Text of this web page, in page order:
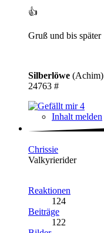
👍
Gruß und bis später
Silberlöwe (Achim)
24763 #
4
Inhalt melden
Chrissie
Valkyrierider
Reaktionen
124
Beiträge
122